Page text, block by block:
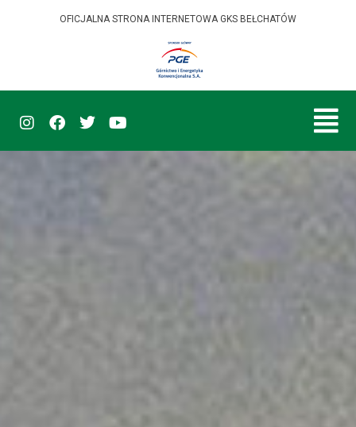
OFICJALNA STRONA INTERNETOWA GKS BEŁCHATÓW